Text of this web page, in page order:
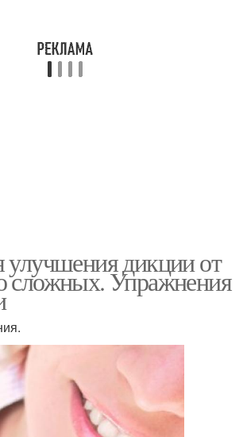
улучшения дикции от
сложных. Упражнения